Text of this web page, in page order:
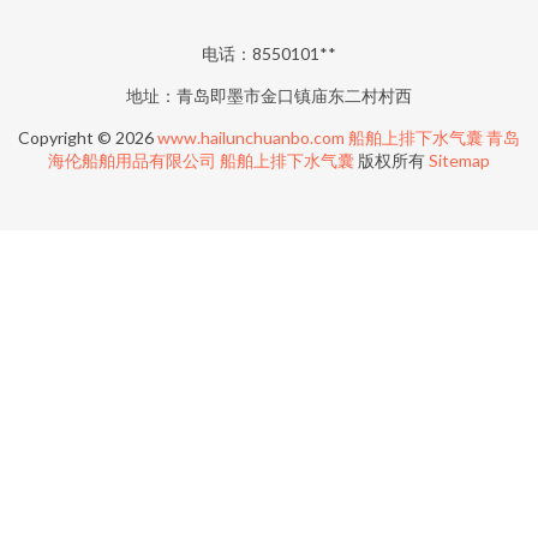
电话：8550101**
地址：青岛即墨市金口镇庙东二村村西
Copyright © 2026www.hailunchuanbo.com 船舶上排下水气囊青岛
海伦船舶用品有限公司 船舶上排下水气囊 版权所有Sitemap